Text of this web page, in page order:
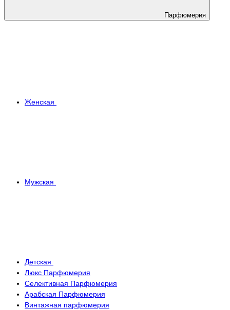
Парфюмерия
Женская
Мужская
Детская
Люкс Парфюмерия
Селективная Парфюмерия
Арабская Парфюмерия
Винтажная парфюмерия